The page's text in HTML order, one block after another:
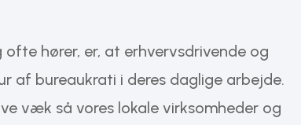
ofte hører, er, at erhvervsdrivende og
af bureaukrati i deres daglige arbejde.
væk så vores lokale virksomheder og